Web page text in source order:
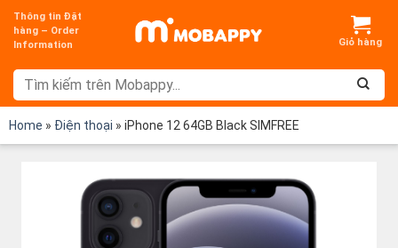
Chuyển
đến
dung
Thông tin Đặt
hàng – Order
Information
Home » Điện thoại » iPhone 12 64GB Black SIMFREE